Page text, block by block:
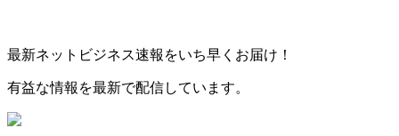
最新ネットビジネス速報をいち早くお届け！
有益な情報を最新で配信しています。